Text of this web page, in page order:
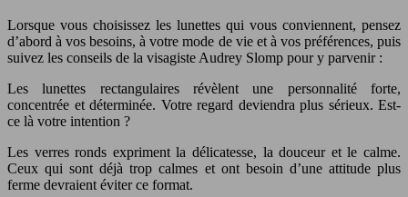
Lorsque vous choisissez les lunettes qui vous conviennent, pensez
d’abord à vos besoins, à votre mode de vie et à vos préférences, puis
suivez les conseils de la visagiste Audrey Slomp pour y parvenir :
Les lunettes rectangulaires révèlent une personnalité forte,
concentrée et déterminée. Votre regard deviendra plus sérieux. Est-
ce là votre intention ?
Les verres ronds expriment la délicatesse, la douceur et le calme.
Ceux qui sont déjà trop calmes et ont besoin d’une attitude plus
ferme devraient éviter ce format.